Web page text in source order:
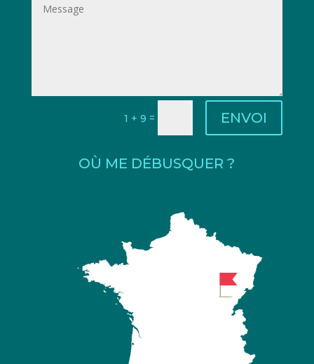
1 + 9 = ENVOI
OÙ ME DÉBUSQUER ?